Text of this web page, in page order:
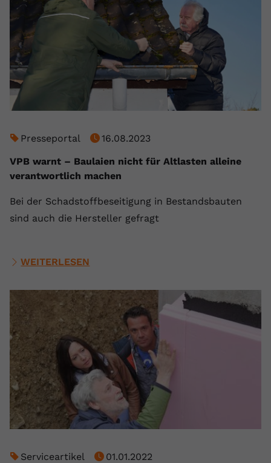
Presseportal
16.08.2023
VPB warnt – Baulaien nicht für Altlasten alleine
verantwortlich machen
Bei der Schadstoffbeseitigung in Bestandsbauten
sind auch die Hersteller gefragt
WEITERLESEN
Serviceartikel
01.01.2022